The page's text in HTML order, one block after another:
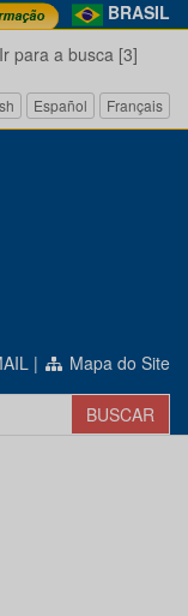
BRASIL
Ir para a busca [3]
Español Français
| Mapa do Site